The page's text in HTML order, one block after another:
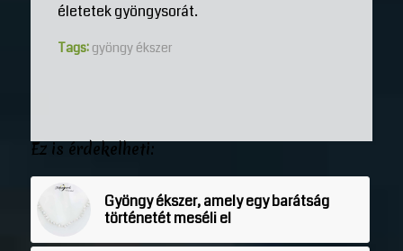
életetek gyöngysorát.
Tags: gyöngy ékszer
Ez is érdekelheti:
Gyöngy ékszer, amely egy barátság
történetét meséli el